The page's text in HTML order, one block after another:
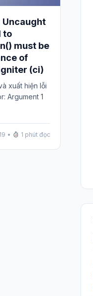
Uncaught
to
must be
of
(ci)
xuất hiện lỗi
Argument 1
• 1 phút đọc